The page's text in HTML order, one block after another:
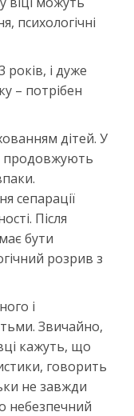
психологічні
і дуже
– потрібен
дітей. У
продовжують
сепарації
Після
бути
розрив з
і
Звичайно,
кажуть, що
говорить
не завжди
небезпечний